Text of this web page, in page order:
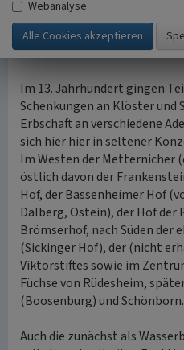
einschließenden Burgbezirk
Bienengartens, den
zum Rottland sowie den
Im 13. Jahrhundert gingen
Schenkungen an Klöster und
Erbschaft an verschiedene
sich hier hier in seltener
Im Westen der Metternicher
östlich davon der
Hof, der Bassenheimer Hof
Dalberg, Ostein), der Hof
Brömserhof, nach Süden der
(Sickinger Hof), der (nicht
Viktorstiftes sowie im
Füchse von Rüdesheim,
(Boosenburg) und Schönborn.
Auch die zunächst als
Webanalyse